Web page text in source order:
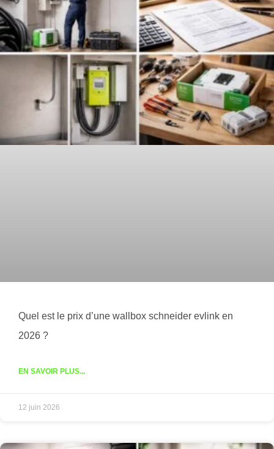
Quel est le prix d’une wallbox schneider evlink en
2026 ?
EN SAVOIR PLUS...
12 juin 2026